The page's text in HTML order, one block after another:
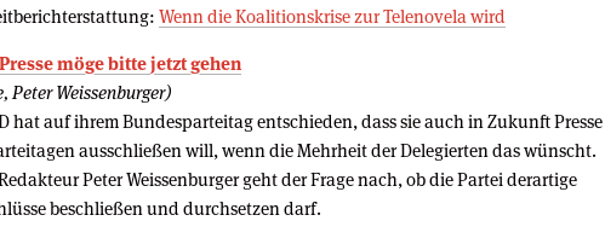
Wenn die Koalitionskrise zur Telenovela wird
möge bitte jetzt gehen
Peter Weissenburger)
hat auf ihrem Bundesparteitag entschieden, dass sie auch in Zukunft Presse
ausschließen will, wenn die Mehrheit der Delegierten das wünscht.
Peter Weissenburger geht der Frage nach, ob die Partei derartige
beschließen und durchsetzen darf.